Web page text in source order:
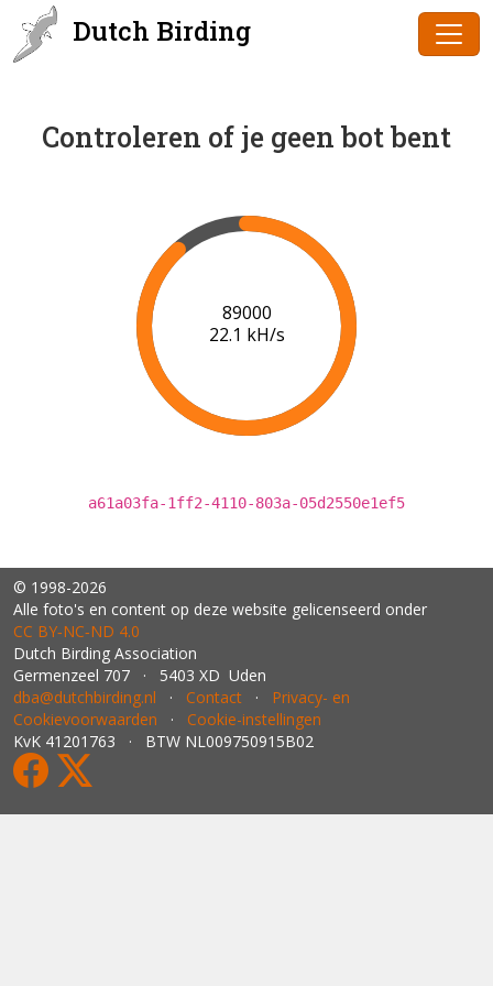
Dutch Birding
Controleren of je geen bot bent
90000
22.2 kH/s
a61a03fa-1ff2-4110-803a-05d2550e1ef5
© 1998-2026
Alle foto's en content op deze website gelicenseerd onder
CC BY‑NC‑ND 4.0
Dutch Birding Association
Germenzeel 707 · 5403 XD Uden
dba@dutchbirding.nl · Contact · Privacy- en
Cookievoorwaarden · Cookie-instellingen
KvK 41201763 · BTW NL009750915B02